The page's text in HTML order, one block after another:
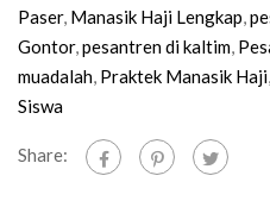
Paser, Manasik Haji Lengkap,
Gontor,pesantren di kaltim,
muadalah, Praktek Manasik Haji,
Siswa
Share: